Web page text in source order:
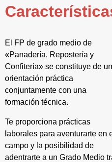
El FP de grado medio de
«Panadería, Repostería y
Confitería» se constituye de
orientación práctica
conjuntamente con una
formación técnica.
Te proporciona prácticas
laborales para aventurarte en
campo y la posibilidad de
adentrarte a un Grado Medio